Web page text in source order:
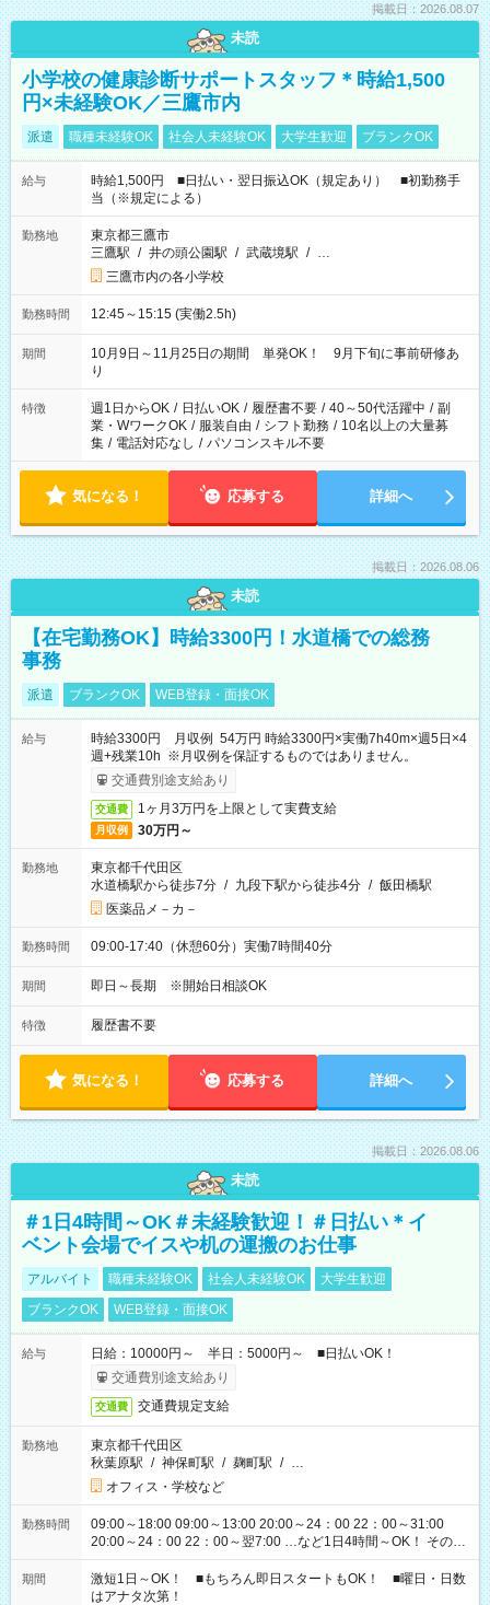
掲載日：2026.08.07
未読
小学校の健康診断サポートスタッフ＊時給1,500
円×未経験OK／三鷹市内
派遣 職種未経験OK 社会人未経験OK 大学生歓迎 ブランクOK
給与
時給1,500円 ■日払い・翌日振込OK（規定あり） ■初勤務手
当（※規定による）
勤務地
東京都三鷹市
三鷹駅 / 井の頭公園駅 / 武蔵境駅 / …
三鷹市内の各小学校
勤務時間 12:45～15:15 (実働2.5h)
期間
10月9日～11月25日の期間 単発OK！ 9月下旬に事前研修あ
り
特徴 週1日からOK / 日払いOK / 履歴書不要 / 40～50代活躍中 / 副
業・WワークOK / 服装自由 / シフト勤務 / 10名以上の大量募
集 / 電話対応なし / パソコンスキル不要
気になる！ 応募する 詳細へ
掲載日：2026.08.06
未読
【在宅勤務OK】時給3300円！水道橋での総務
事務
派遣 ブランクOK WEB登録・面接OK
給与
時給3300円 月収例 54万円 時給3300円×実働7h40m×週5日×4
週+残業10h ※月収例を保証するものではありません。
交通費別途支給あり
交通費 1ヶ月3万円を上限として実費支給
月収例 30万円～
勤務地
東京都千代田区
水道橋駅から徒歩7分 / 九段下駅から徒歩4分 / 飯田橋駅
医薬品メ－カ－
勤務時間 09:00-17:40（休憩60分）実働7時間40分
期間 即日～長期 ※開始日相談OK
特徴 履歴書不要
気になる！ 応募する 詳細へ
掲載日：2026.08.06
未読
＃1日4時間～OK＃未経験歓迎！＃日払い＊イ
ベント会場でイスや机の運搬のお仕事
アルバイト 職種未経験OK 社会人未経験OK
大学生歓迎
ブランクOK
WEB登録・面接OK
給与
日給：10000円～ 半日：5000円～ ■日払いOK！
交通費別途支給あり
交通費 交通費規定支給
勤務地
東京都千代田区
秋葉原駅 / 神保町駅 / 麹町駅 / …
オフィス・学校など
勤務時間
09:00～18:00 09:00～13:00 20:00～24：00 22：00～31:00
20:00～24：00 22：00～翌7:00 …など1日4時間～OK！ その他
シフトもございます！ お気軽にご相談ください！
期間
激短1日～OK！ ■もちろん即日スタートもOK！ ■曜日・日数
はアナタ次第！